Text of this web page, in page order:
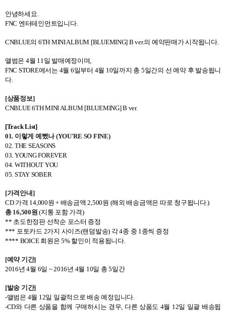
안녕하세요.
FNC 엔터테인먼트입니다.
CNBLUE의 6TH MINI ALBUM [BLUEMING] B ver.의 예약판매가 시작됩니다.
앨범은 4월 11일 발매예정이며,
FNC STORE에서는 4월 6일부터 4월 10일까지 총 5일간의 선 예약 후 발송됩니
다.
[상품정보]
CNBLUE 6TH MINI ALBUM [BLUEMING] B ver.
[Track List]
01. 이렇게 예뻤나(YOU'RE SO FINE)
02. THE SEASONS
03. YOUNG FOREVER
04. WITHOUT YOU
05. STAY SOBER
[가격안내]
CD 가격 14,000원 + 배송금액 2,500원 (해외 배송금액은 따로 청구됩니다.)
총 16,500원 (지통 포함 가격)
** 초도한정판 선착순 포스터 증정
*** 포토카드 2가지 사이즈(랜덤발송) 각4종 중 1종씩 증정
**** BOICE 회원은 5% 할인이 적용됩니다.
[예약 기간]
2016년 4월 6일 ~ 2016년 4월 10일 총 5일간
[발송 기간]
-앨범은 4월 12일 일괄적으로 배송 예정입니다.
-CD와 다른 상품을 함께 구매하시는 경우, 다른 상품도 4월 12일 일괄 배송됩